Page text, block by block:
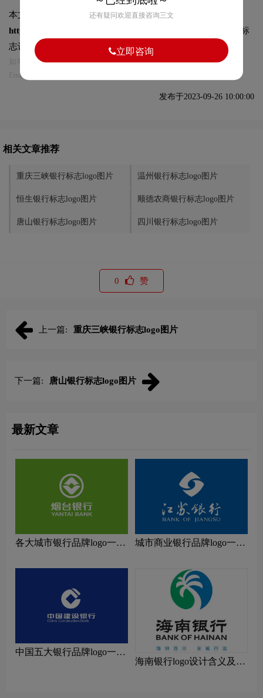
本文标题和链接
日照银行标志logo图片:
https://logo9.net/works/11594.html
转载时请注明出处为诗宸标
志设计及本链接!
如有内容侵犯您的合法权益，请及时与我们联系
Email:75696531@qq.com，我们将第一时间安排删除。
发布于2023-09-26 10:00:00
相关文章推荐
重庆三峡银行标志logo图片 温州银行标志logo图片
恒生银行标志logo图片 顺德农商银行标志logo图片
唐山银行标志logo图片 四川银行标志logo图片
0 赞
上一篇: 重庆三峡银行标志logo图片
下一篇: 唐山银行标志logo图片
最新文章
各大城市银行品牌logo一
城市商业银行品牌logo一
中国五大银行品牌logo一
海南银行logo设计含义及设
还有疑问欢迎直接咨询三文
立即咨询